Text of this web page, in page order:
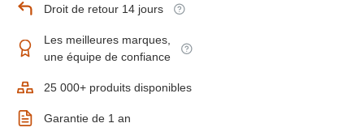
Droit de retour 14 jours
Les meilleures marques,
une équipe de confiance
25 000+ produits disponibles
Garantie de 1 an